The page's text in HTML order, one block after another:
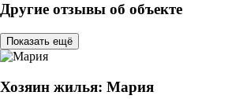
Другие отзывы об объекте
Показать ещё
Хозяин жилья: Мария